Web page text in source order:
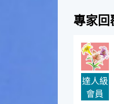
專家回
達人級
會員